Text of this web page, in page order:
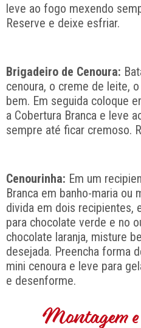
leve ao fogo mexendo
Reserve e deixe esfriar.
Brigadeiro de Cenoura:
cenoura, o creme de leite,
bem. Em seguida coloque
a Cobertura Branca e leve
sempre até ficar cremoso.
Cenourinha: Em um
Branca em banho-maria ou
divida em dois recipientes,
para chocolate verde e no
chocolate laranja, misture
desejada. Preencha forma
mini cenoura e leve para
e desenforme.
Montagem